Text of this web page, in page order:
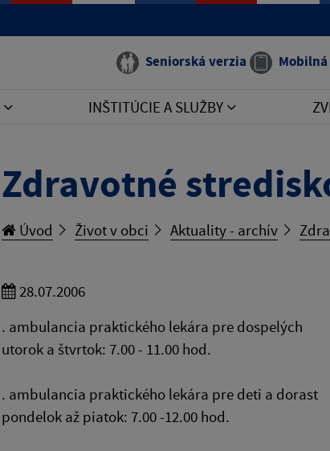
Seniorská verzia
INŠTITÚCIE A SLUŽBY
Zdravotné
Úvod Život v obci Aktuality - archív
28.07.2006
. ambulancia praktického lekára pre dospelých
utorok a štvrtok: 7.00 - 11.00 hod.
. ambulancia praktického lekára pre deti a dorast
pondelok až piatok: 7.00 -12.00 hod.